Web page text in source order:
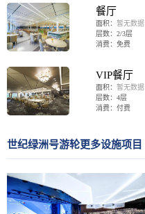
餐厅
面积：暂无数据
层数：2/3层
消费：免费
VIP餐厅
面积：暂无数据
层数：4层
消费：付费
世纪绿洲号游轮更多设施项目